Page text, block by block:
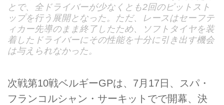
とで、全ドライバーが少なくとも2回のピットスト
ップを行う展開となった。ただ、レースはセーフテ
ィカー先導のまま終了したため、ソフトタイヤを装
着したドライバーにその性能を十分に引き出す機会
は与えられなかった。
次戦第10戦ベルギーGPは、7月17日、スパ・
フランコルシャン・サーキットでで開幕、決